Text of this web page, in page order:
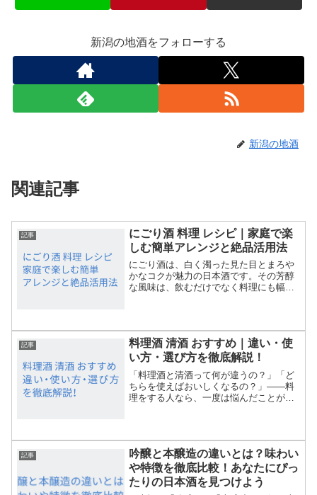
新潟の地酒をフォローする
新潟の地酒
関連記事
記事
にごり酒 料理 レシピ｜家庭で楽
しむ簡単アレンジと絶品活用法
にごり酒は、白く濁った見た目とまろや
かなコクが魅力の日本酒です。その芳醇
な風味は、飲むだけでなく料理にも幅広
の良い食材、初心者でも...
記事
料理酒 清酒 おすすめ｜違い・使
い方・選び方を徹底解説！
「料理酒と清酒って何が違うの？」「ど
ちらを使えばおいしくなるの？」——料
理をする人なら、一度は悩んだことがあ
に解説します。風味・塩...
記事
吟醸と本醸造の違いとは？味わい
や特徴を徹底比較！あなたにぴっ
たりの日本酒を見つけよう